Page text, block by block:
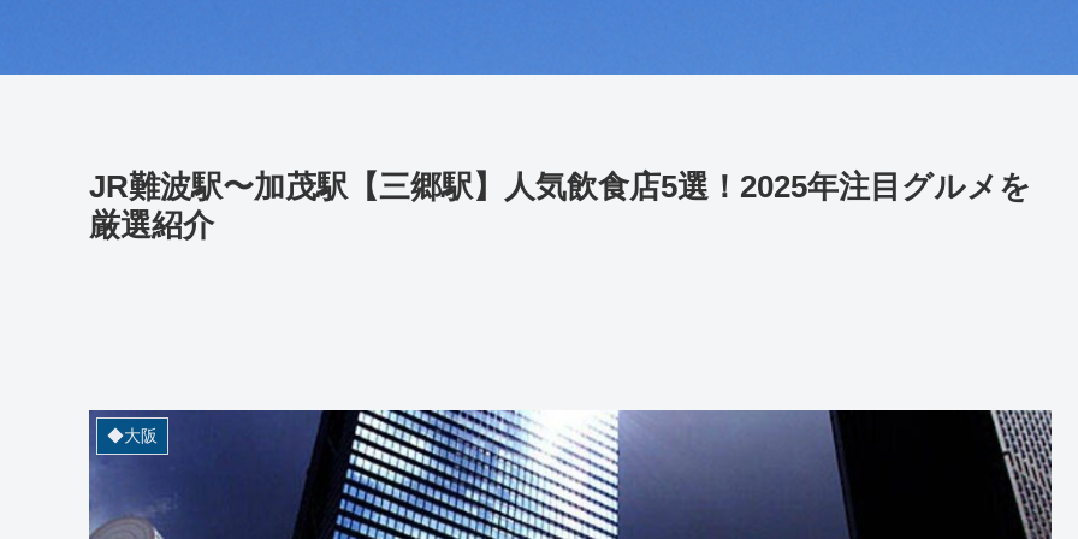
JR難波駅〜加茂駅【三郷駅】人気飲食店5選！2025年注目グルメを
厳選紹介
◆大阪